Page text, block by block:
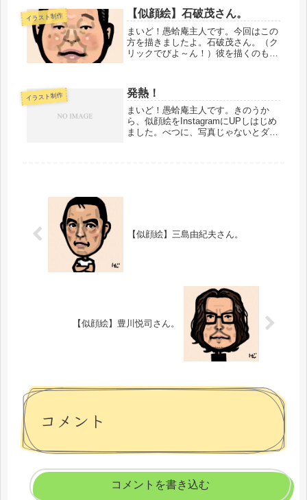
す。・・・・・・・・・・精進を重ね
てゆきます。では、またいずれ。愚蛤
案主人でした...
イラスト制作 【似顔絵】石破茂さん。
まいど！愚蛤庵主人です。今回はこの
方を描きましたよ。石破茂さん。（ク
リックでびよ～ん！）彼を描くのも、
うのはどうなんだろう？？そんだけち
ゃんとした政治家っていうことなのか
も...
イラスト制作 発熱！
まいど！愚蛤庵主人です。きのうか
ら、似顔絵をInstagramにUPしはじめ
ました。べつに、写真じゃないとダメ
【似顔絵】三島由紀夫さん。
【似顔絵】豊川悦司さん。
コメント
コメントを書き込む